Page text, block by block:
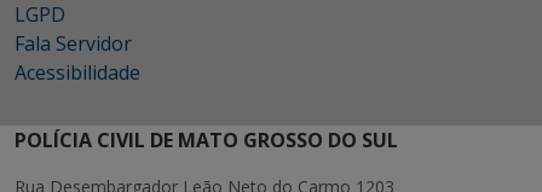
LGPD
Fala Servidor
Acessibilidade
POLÍCIA CIVIL DE MATO GROSSO DO SUL
Rua Desembargador Leão Neto do Carmo 1203